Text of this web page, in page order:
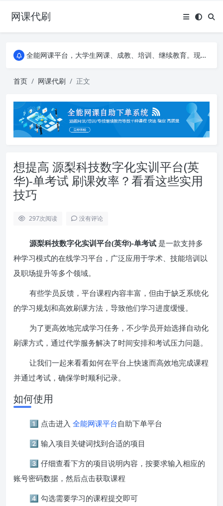
网课代刷
AI论文写作平台，根据真实文献内容生成论文
全能网课平台，大学生网课、成教、培训、继续教育。现已接入代刷代考项目3000+
全能网课平台，大学生网课、成教、培训、继续教育。现已接入代刷代考项目3000+
首页 网课代刷 正文
想提高 源梨科技数字化实训平台(英
华)-单考试 刷课效率？看看这些实用
技巧
297次阅读 没有评论
源梨科技数字化实训平台(英华)-单考试 是一款支持多
种学习模式的在线学习平台，广泛应用于学术、技能培训以
及职场提升等多个领域。
有些学员反馈，平台课程内容丰富，但由于缺乏系统化
的学习规划和高效刷课方法，导致他们学习进度缓慢。
为了更高效地完成学习任务，不少学员开始选择自动化
刷课方式，通过代学服务解决了时间安排和考试压力问题。
让我们一起来看看如何在平台上快速而高效地完成课程
并通过考试，确保学时顺利记录。
如何使用
1️⃣ 点击进入 全能网课平台自助下单平台
2️⃣ 输入项目关键词找到合适的项目
3️⃣ 仔细查看下方的项目说明内容，按要求输入相应的
账号密码数据，然后点击获取课程
4️⃣ 勾选需要学习的课程提交即可